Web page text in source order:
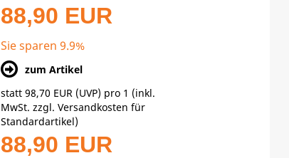
88,90 EUR
Sie sparen 9.9%
zum Artikel
statt98,70 EUR (UVP) pro 1 (inkl.
MwSt. zzgl.Versandkosten für
Standardartikel)
88,90 EUR